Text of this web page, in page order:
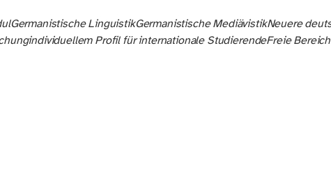
Germanistische LinguistikGermanistische MediävistikNeuere
individuellem Profil für internationale StudierendeFreie Bereich